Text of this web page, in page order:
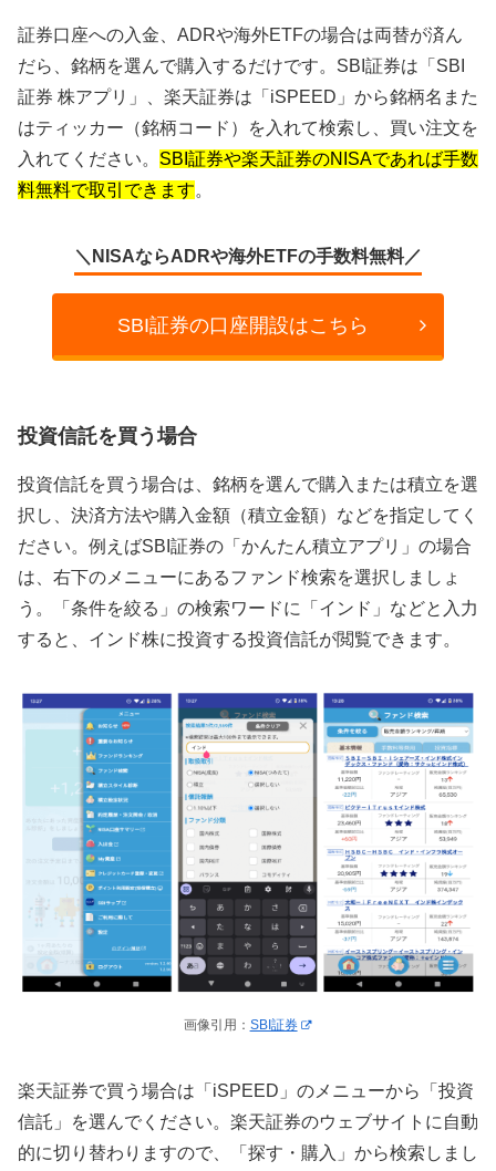
証券口座への入金、ADRや海外ETFの場合は両替が済ん
だら、銘柄を選んで購入するだけです。SBI証券は「SBI
証券 株アプリ」、楽天証券は「iSPEED」から銘柄名また
はティッカー（銘柄コード）を入れて検索し、買い注文を
入れてください。 SBI証券や楽天証券のNISAであれば手数
料無料で取引できます。
＼NISAならADRや海外ETFの手数料無料／
SBI証券の口座開設はこちら
投資信託を買う場合
投資信託を買う場合は、銘柄を選んで購入または積立を選
択し、決済方法や購入金額（積立金額）などを指定してく
ださい。例えばSBI証券の「かんたん積立アプリ」の場合
は、右下のメニューにあるファンド検索を選択しましょ
う。「条件を絞る」の検索ワードに「インド」などと入力
すると、インド株に投資する投資信託が閲覧できます。
画像引用： SBI証券
楽天証券で買う場合は「iSPEED」のメニューから「投資
信託」を選んでください。楽天証券のウェブサイトに自動
的に切り替わりますので、「探す・購入」から検索しまし